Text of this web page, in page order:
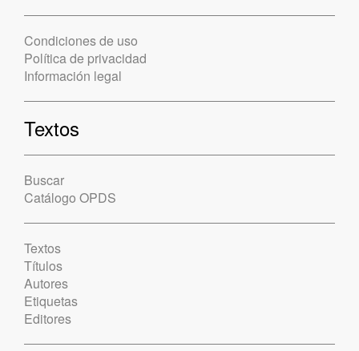
Condiciones de uso
Política de privacidad
Información legal
Textos
Buscar
Catálogo OPDS
Textos
Títulos
Autores
Etiquetas
Editores